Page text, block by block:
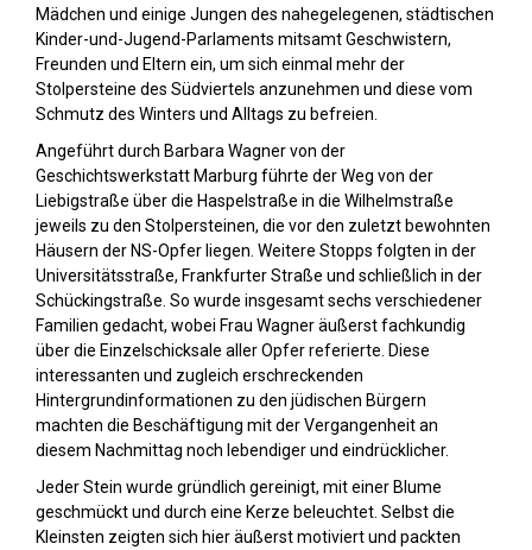
Mädchen und einige Jungen des nahegelegenen, städtischen
Kinder-und-Jugend-Parlaments mitsamt Geschwistern,
Freunden und Eltern ein, um sich einmal mehr der
Stolpersteine des Südviertels anzunehmen und diese vom
Schmutz des Winters und Alltags zu befreien.
Angeführt durch Barbara Wagner von der
Geschichtswerkstatt Marburg führte der Weg von der
Liebigstraße über die Haspelstraße in die Wilhelmstraße
jeweils zu den Stolpersteinen, die vor den zuletzt bewohnten
Häusern der NS-Opfer liegen. Weitere Stopps folgten in der
Universitätsstraße, Frankfurter Straße und schließlich in der
Schückingstraße. So wurde insgesamt sechs verschiedener
Familien gedacht, wobei Frau Wagner äußerst fachkundig
über die Einzelschicksale aller Opfer referierte. Diese
interessanten und zugleich erschreckenden
Hintergrundinformationen zu den jüdischen Bürgern
machten die Beschäftigung mit der Vergangenheit an
diesem Nachmittag noch lebendiger und eindrücklicher.
Jeder Stein wurde gründlich gereinigt, mit einer Blume
geschmückt und durch eine Kerze beleuchtet. Selbst die
Kleinsten zeigten sich hier äußerst motiviert und packten